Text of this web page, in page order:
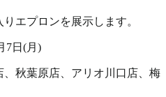
エプロンを展示します。
7日(月)
、秋葉原店、アリオ川口店、梅